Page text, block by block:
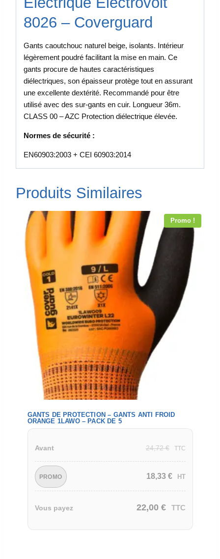
8026 – Coverguard
Gants caoutchouc naturel beige, isolants. Intérieur
légèrement poudré facilitant la mise en main. Ce
gants procure de hautes caractéristiques
diélectriques, son épaisseur protège tout en assurant
une excellente dextérité. Recommandé pour être
utilisé avec des sur-gants en cuir. Longueur 36m.
CLASS 00 – AZC Protection diélectrique élevée.
Normes de sécurité :
EN60903:2003 + CEI 60903:2014
Produits Similaires
Promo !
GANTS DE PROTECTION – GANTS ANTI FROID
ORANGE 1LAWO – PACK DE 5
Avant 24,72€ TTC
PROMO 18,33 € HT
Vous payez 22,00 € TTC